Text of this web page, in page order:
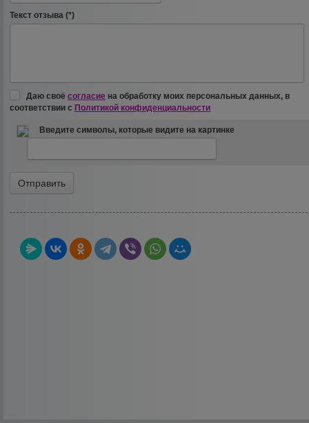
Текст отзыва (*)
Даю своёсогласие на обработку моих персональных данных, в
соответствии с Политикой конфиденциальности
Введите символы, которые видите на картинке